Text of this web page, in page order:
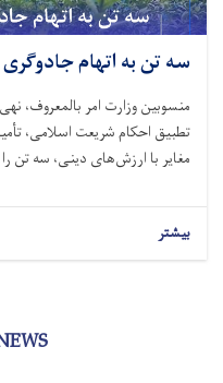
سه تن به اتهام
منسوبین وزارت امر بالمعروف،
تطبیق احکام شریعت اسلامی،
مغایر با ارزش‌های دینی، سه تن را
بیشتر